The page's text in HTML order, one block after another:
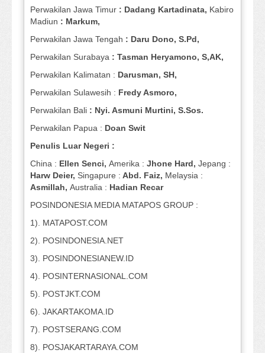
Perwakilan Jawa Timur : Dadang Kartadinata, Kabiro
Madiun : Markum,
Perwakilan Jawa Tengah : Daru Dono, S.Pd,
Perwakilan Surabaya : Tasman Heryamono, S,AK,
Perwakilan Kalimatan : Darusman, SH,
Perwakilan Sulawesih : Fredy Asmoro,
Perwakilan Bali : Nyi. Asmuni Murtini, S.Sos.
Perwakilan Papua : Doan Swit
Penulis Luar Negeri :
China : Ellen Senci, Amerika : Jhone Hard, Jepang :
Harw Deier, Singapure : Abd. Faiz, Melaysia :
Asmillah, Australia : Hadian Recar
POSINDONESIA MEDIA MATAPOS GROUP :
1). MATAPOST.COM
2). POSINDONESIA.NET
3). POSINDONESIANEW.ID
4). POSINTERNASIONAL.COM
5). POSTJKT.COM
6). JAKARTAKOMA.ID
7). POSTSERANG.COM
8). POSJAKARTARAYA.COM